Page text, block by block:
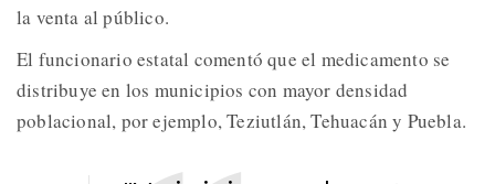
la venta al público.
El funcionario estatal comentó que el medicamento se
distribuye en los municipios con mayor densidad
poblacional, por ejemplo, Teziutlán, Tehuacán y Puebla.